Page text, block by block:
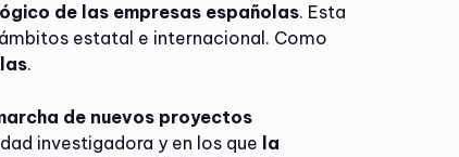
de las empresas españolas. Esta
estatal e internacional. Como
.
de nuevos proyectos
investigadora y en los que la